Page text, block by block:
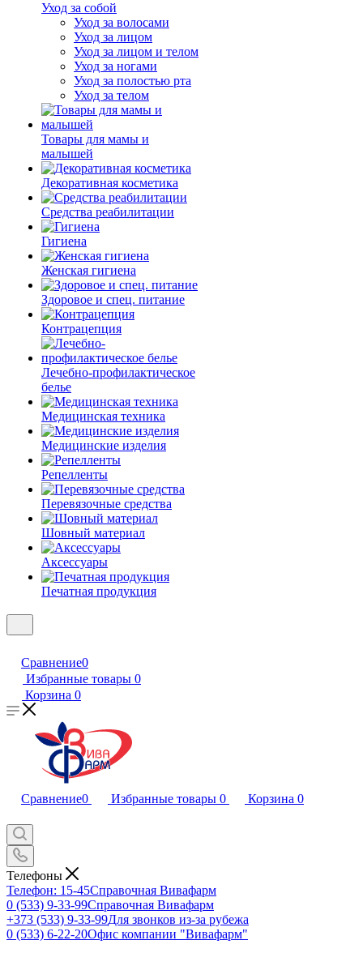
Уход за собой
Уход за волосами
Уход за лицом
Уход за лицом и телом
Уход за ногами
Уход за полостью рта
Уход за телом
Товары для мамы и
малышей
Декоративная косметика
Средства реабилитации
Гигиена
Женская гигиена
Здоровое и спец. питание
Контрацепция
Лечебно-профилактическое
белье
Медицинская техника
Медицинские изделия
Репелленты
Перевязочные средства
Шовный материал
Аксессуары
Печатная продукция
Сравнение0
Избранные товары 0
Корзина 0
Сравнение0 Избранные товары 0 Корзина 0
Телефоны
Телефон: 15-45Справочная Вивафарм
0 (533) 9-33-99Справочная Вивафарм
+373 (533) 9-33-99Для звонков из-за рубежа
0 (533) 6-22-20Офис компании "Вивафарм"